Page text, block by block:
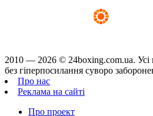
2010 — 2026 © 24boxing.com.ua. Усi
без гіперпосилання суворо
Про нас
Реклама на сайті
Про проект